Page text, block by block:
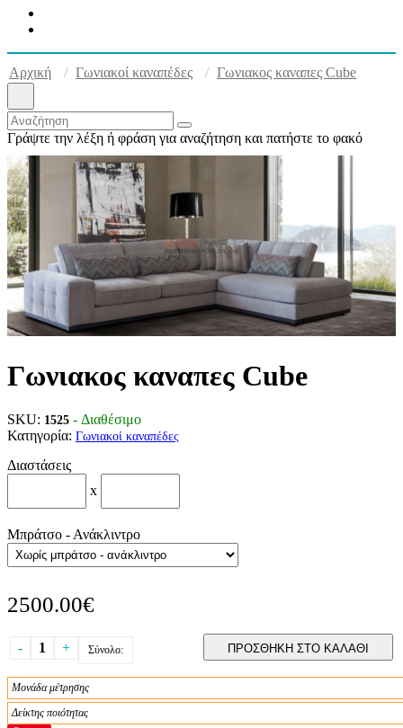
Αρχική Γωνιακοί καναπέδες Γωνιακος καναπες Cube
Γράψτε την λέξη ή φράση για αναζήτηση και πατήστε το φακό
Γωνιακος καναπες Cube
SKU: 1525 - Διαθέσιμο
Κατηγορία: Γωνιακοί καναπέδες
Διαστάσεις
x
Μπράτσο - Ανάκλιντρο
2500.00€
- 1 + Σύνολο: ΠΡΟΣΘΗΚΗ ΣΤΟ ΚΑΛΑΘΙ
Μονάδα μέτρησης
Δείκτης ποιότητας